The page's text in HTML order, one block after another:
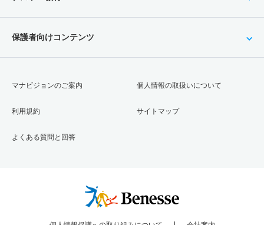
保護者向けコンテンツ
マナビジョンのご案内
利用規約
よくある質問と回答
個人情報の取扱いについて
サイトマップ